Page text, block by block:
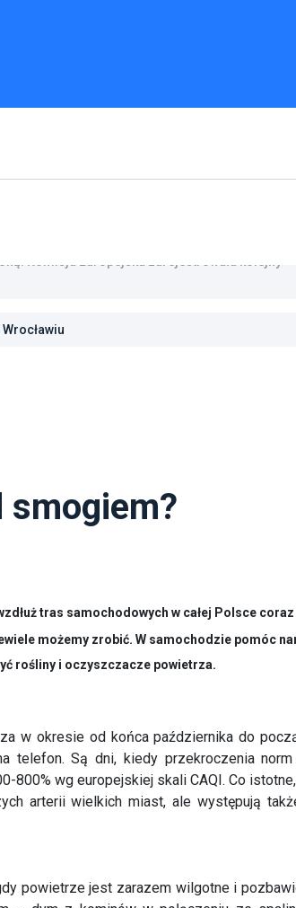
rośliny i oczyszczacze powietrza.
w okresie od końca października do
powietrze jest zarazem wilgotne i
– dym z kominów w połączeniu ze
powietrza, które tak często
mgły i smogu o różnych